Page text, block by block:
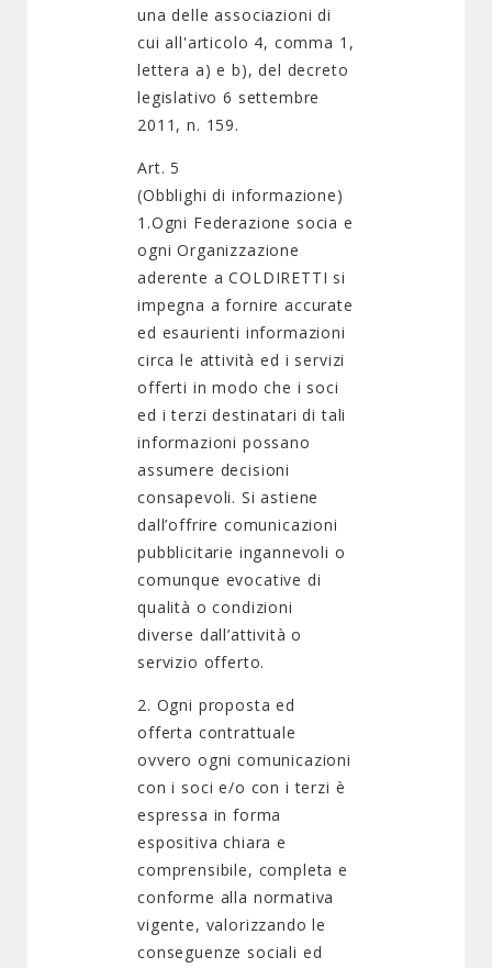
una delle associazioni di
cui all'articolo 4, comma 1,
lettera a) e b), del decreto
legislativo 6 settembre
2011, n. 159.
Art. 5
(Obblighi di informazione)
1.Ogni Federazione socia e
ogni Organizzazione
aderente a COLDIRETTI si
impegna a fornire accurate
ed esaurienti informazioni
circa le attività ed i servizi
offerti in modo che i soci
ed i terzi destinatari di tali
informazioni possano
assumere decisioni
consapevoli. Si astiene
dall’offrire comunicazioni
pubblicitarie ingannevoli o
comunque evocative di
qualità o condizioni
diverse dall’attività o
servizio offerto.
2. Ogni proposta ed
offerta contrattuale
ovvero ogni comunicazioni
con i soci e/o con i terzi è
espressa in forma
espositiva chiara e
comprensibile, completa e
conforme alla normativa
vigente, valorizzando le
conseguenze sociali ed